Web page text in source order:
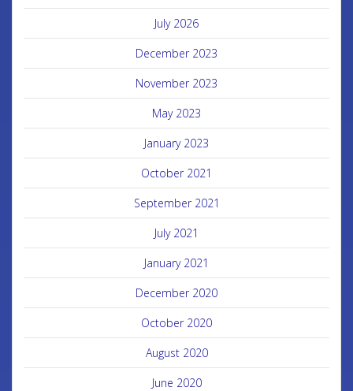
July 2026
December 2023
November 2023
May 2023
January 2023
October 2021
September 2021
July 2021
January 2021
December 2020
October 2020
August 2020
June 2020